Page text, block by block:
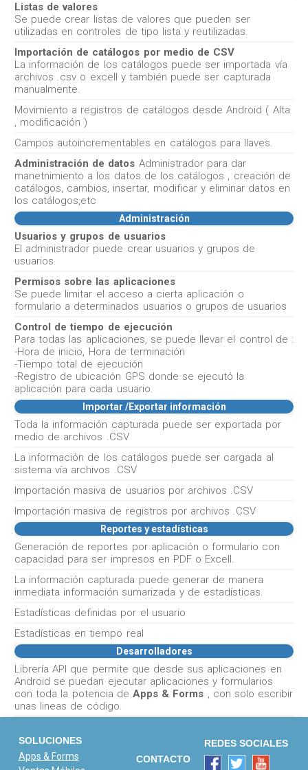
Listas de valores
Se puede crear listas de valores que pueden ser
utilizadas en controles de tipo lista y reutilizadas.
Importación de catálogos por medio de CSV
La información de los catálogos puede ser importada vía
archivos .csv o excell y también puede ser capturada
manualmente.
Movimiento a registros de catálogos desde Android ( Alta
, modificación )
Campos autoincrementables en catálogos para llaves.
Administración de datos Administrador para dar
manetnimiento a los datos de los catálogos , creación de
catálogos, cambios, insertar, modificar y eliminar datos en
los catálogos,etc
Administración
Usuarios y grupos de usuarios
El administrador puede crear usuarios y grupos de
usuarios.
Permisos sobre las aplicaciones
Se puede limitar el acceso a cierta aplicación o
formulario a determinados usuarios o grupos de usuarios
Control de tiempo de ejecución
Para todas las aplicaciones, se puede llevar el control de :
-Hora de inicio, Hora de terminación
-Tiempo total de ejecución
-Registro de ubicación GPS donde se ejecutó la
aplicación para cada usuario.
Importar /Exportar información
Toda la información capturada puede ser exportada por
medio de archivos .CSV
La información de los catálogos puede ser cargada al
sistema vía archivos .CSV
Importación masiva de usuarios por archivos .CSV
Importación masiva de registros por archivos .CSV
Reportes y estadísticas
Generación de reportes por aplicación o formulario con
capacidad para ser impresos en PDF o Excell.
La información capturada puede generar de manera
inmediata información sumarizada y de estadísticas.
Estadísticas definidas por el usuario
Estadísticas en tiempo real
Desarrolladores
Librería API que permite que desde sus aplicaciones en
Android se puedan ejecutar aplicaciones y formularios
con toda la potencia de Apps & Forms , con solo escribir
unas lineas de código.
SOLUCIONES
Apps & Forms
CONTACTO
REDES SOCIALES